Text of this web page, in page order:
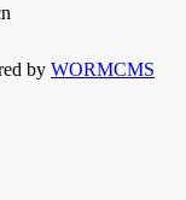
by WORMCMS